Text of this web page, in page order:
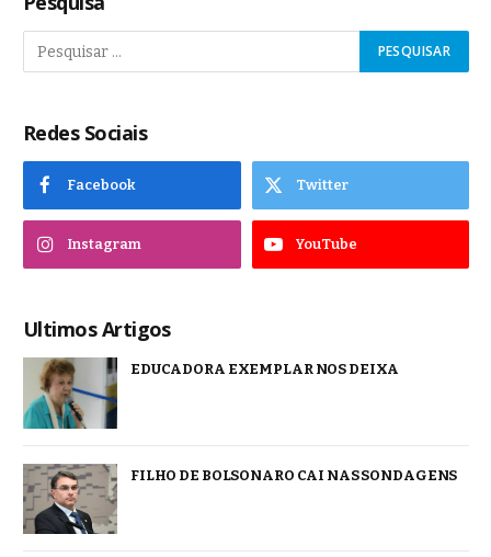
Redes Sociais
Facebook Twitter
Instagram YouTube
Ultimos Artigos
EDUCADORA EXEMPLAR NOS DEIXA
FILHO DE BOLSONARO CAI NAS SONDAGENS